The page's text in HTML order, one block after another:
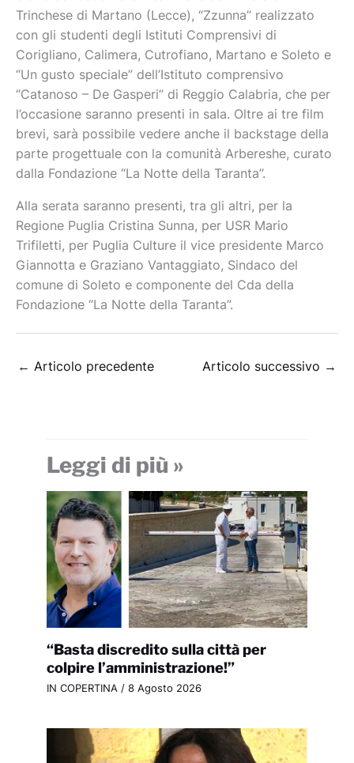
Trinchese di Martano (Lecce), “Zzunna” realizzato
con gli studenti degli Istituti Comprensivi di
Corigliano, Calimera, Cutrofiano, Martano e Soleto e
“Un gusto speciale” dell’Istituto comprensivo
“Catanoso – De Gasperi” di Reggio Calabria, che per
l’occasione saranno presenti in sala. Oltre ai tre film
brevi, sarà possibile vedere anche il backstage della
parte progettuale con la comunità Arbereshe, curato
dalla Fondazione “La Notte della Taranta”.
Alla serata saranno presenti, tra gli altri, per la
Regione Puglia Cristina Sunna, per USR Mario
Trifiletti, per Puglia Culture il vice presidente Marco
Giannotta e Graziano Vantaggiato, Sindaco del
comune di Soleto e componente del Cda della
Fondazione “La Notte della Taranta”.
← Articolo precedente Articolo successivo →
Leggi di più »
“Basta discredito sulla città per
colpire l’amministrazione!”
IN COPERTINA/ 8 Agosto 2026